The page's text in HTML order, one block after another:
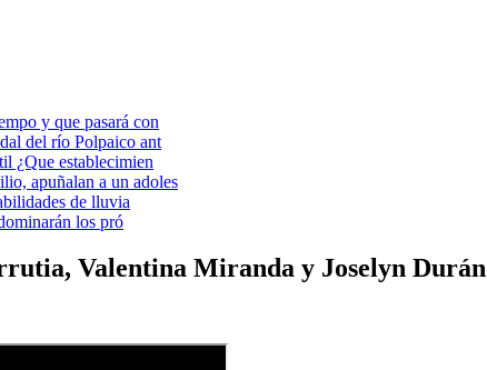
y que pasará con
del río Polpaico ant
¿Que establecimien
apuñalan a un adoles
de lluvia
los pró
Valentina Miranda y Joselyn Durán